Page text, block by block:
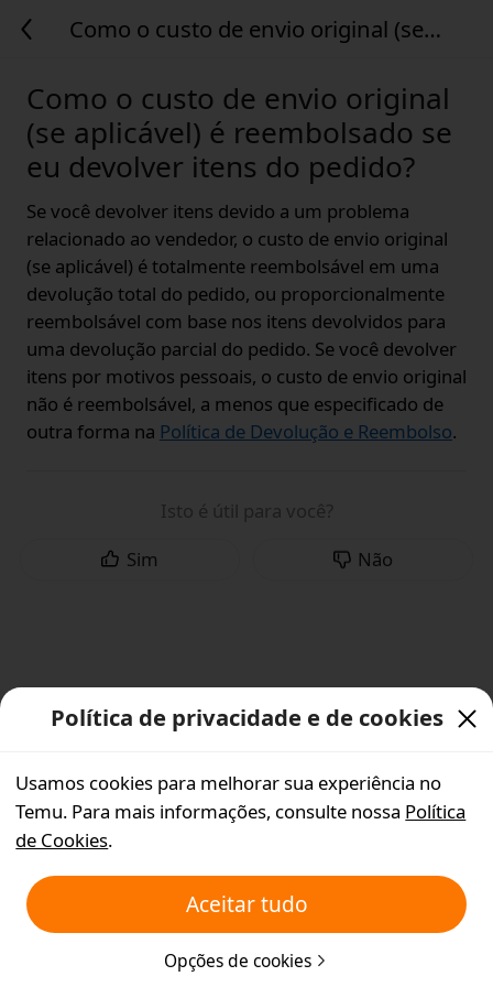
Como o custo de envio original (se
devolver itens do pedido?
Como o custo de envio original
(se aplicável) é reembolsado se
eu devolver itens do pedido?
Se você devolver itens devido a um problema
relacionado ao vendedor, o custo de envio original
(se aplicável) é totalmente reembolsável em uma
devolução total do pedido, ou proporcionalmente
reembolsável com base nos itens devolvidos para
uma devolução parcial do pedido. Se você devolver
itens por motivos pessoais, o custo de envio original
não é reembolsável, a menos que especificado de
outra forma na Política de Devolução e Reembolso.
Isto é útil para você?
Sim
Não
Política de privacidade e de cookies
Usamos cookies para melhorar sua experiência no
Temu. Para mais informações, consulte nossa Política
de Cookies.
Aceitar tudo
Opções de cookies